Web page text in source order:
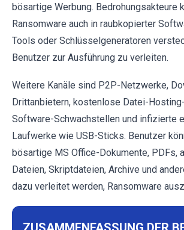
bösartige Werbung. Bedrohungsakteure
Ransomware auch in raubkopierter
Tools oder Schlüsselgeneratoren
Benutzer zur Ausführung zu verleiten.
Weitere Kanäle sind P2P-Netzwerke,
Drittanbietern, kostenlose Datei-
Software-Schwachstellen und infizierte
Laufwerke wie USB-Sticks. Benutzer
bösartige MS Office-Dokumente, PDFs,
Dateien, Skriptdateien, Archive und
dazu verleitet werden, Ransomware